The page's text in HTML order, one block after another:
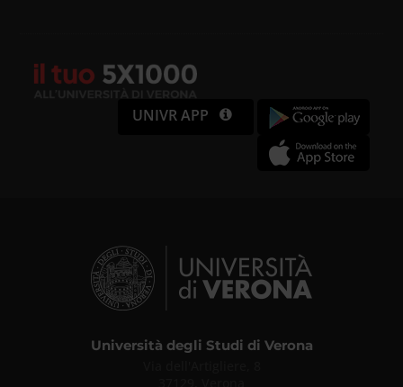
UNIVR APP
Università degli Studi di Verona